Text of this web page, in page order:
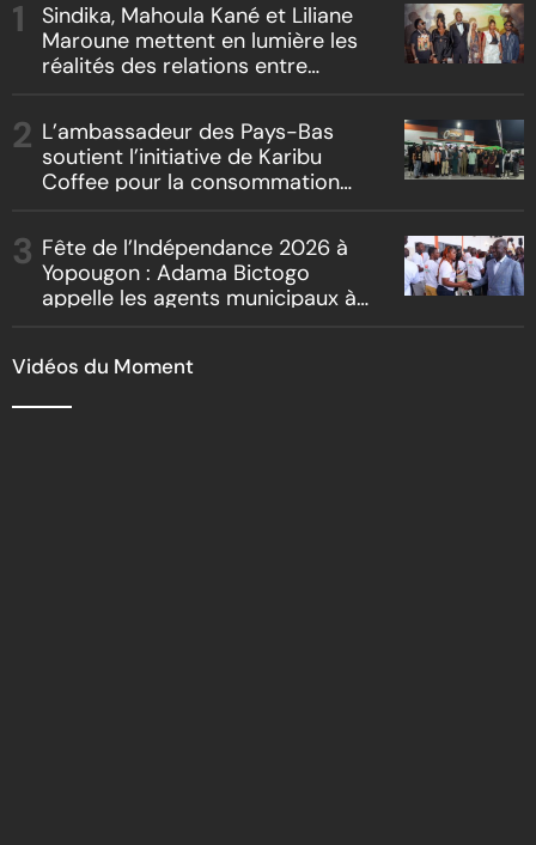
Sindika, Mahoula Kané et Liliane
Maroune mettent en lumière les
réalités des relations entre
« Boss vs Boss »
L’ambassadeur des Pays-Bas
soutient l’initiative de Karibu
Coffee pour la consommation
reboisement
Fête de l’Indépendance 2026 à
Yopougon : Adama Bictogo
appelle les agents municipaux à
Vidéos du Moment